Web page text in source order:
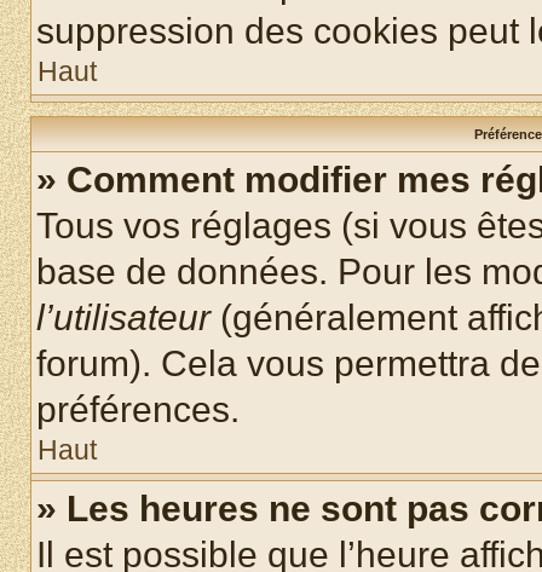
suppression des cookies peut
Haut
» Comment modifier mes
Tous vos réglages (si vous
base de données. Pour les
l’utilisateur(généralement
forum). Cela vous permettra
préférences.
Haut
» Les heures ne sont pas
Il est possible que l’heure